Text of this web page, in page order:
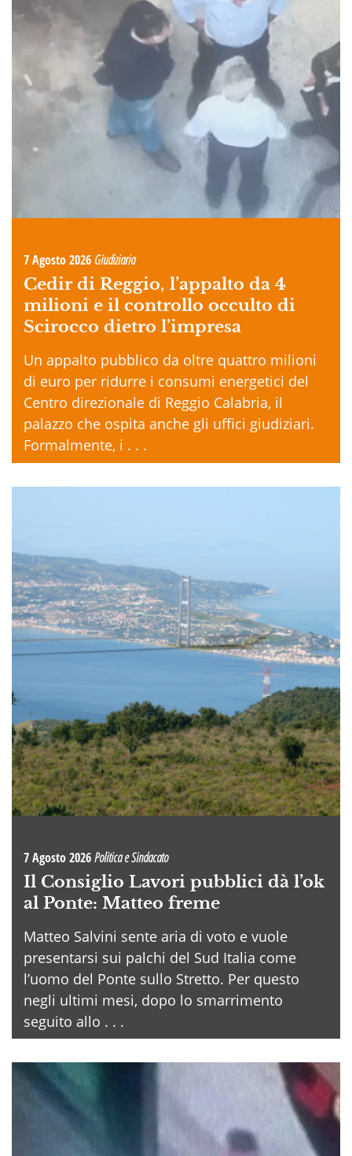
7 Agosto 2026 Giudiziaria
Cedir di Reggio, l’appalto da 4
milioni e il controllo occulto di
Scirocco dietro l’impresa
Un appalto pubblico da oltre quattro milioni
di euro per ridurre i consumi energetici del
Centro direzionale di Reggio Calabria, il
palazzo che ospita anche gli uffici giudiziari.
Formalmente, i . . .
7 Agosto 2026Politica e Sindacato
Il Consiglio Lavori pubblici dà l’ok
al Ponte: Matteo freme
Matteo Salvini sente aria di voto e vuole
presentarsi sui palchi del Sud Italia come
l’uomo del Ponte sullo Stretto. Per questo
negli ultimi mesi, dopo lo smarrimento
seguito allo . . .